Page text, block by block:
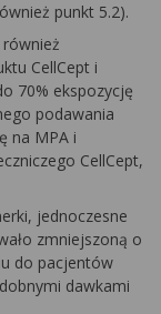
punkt 5.2).
CellCept i
70% ekspozycję
podawania
na MPA i
CellCept,
jednoczesne
zmniejszoną o
do pacjentów
dawkami